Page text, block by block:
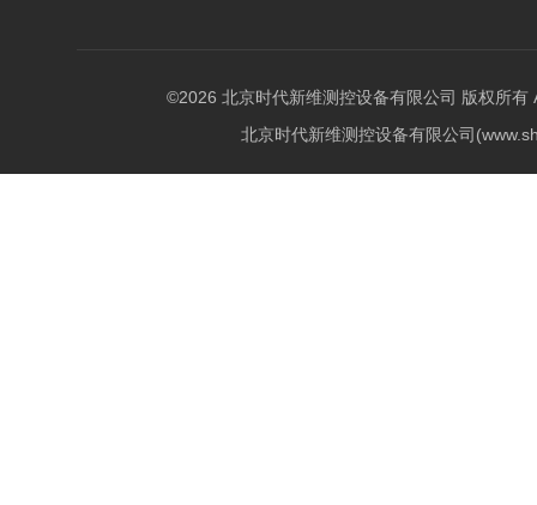
©2026 北京时代新维测控设备有限公司 版权所有
北京时代新维测控设备有限公司